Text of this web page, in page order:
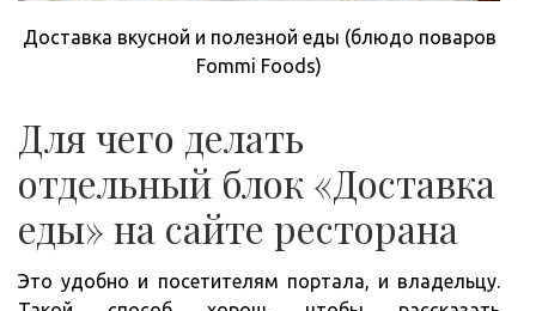
Доставка вкусной и полезной еды (блюдо поваров
Fommi Foods)
Для чего делать
отдельный блок «Доставка
еды» на сайте ресторана
Это удобно и посетителям портала, и владельцу.